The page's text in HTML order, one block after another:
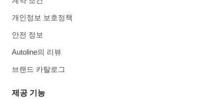
개인정보 보호정책
안전 정보
Autoline의 리뷰
브랜드 카탈로그
제공 기능